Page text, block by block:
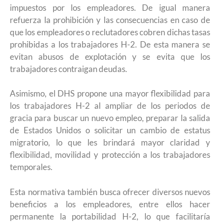
impuestos por los empleadores. De igual manera
refuerza la prohibición y las consecuencias en caso de
que los empleadores o reclutadores cobren dichas tasas
prohibidas a los trabajadores H-2. De esta manera se
evitan abusos de explotación y se evita que los
trabajadores contraigan deudas.
Asimismo, el DHS propone una mayor flexibilidad para
los trabajadores H-2 al ampliar de los periodos de
gracia para buscar un nuevo empleo, preparar la salida
de Estados Unidos o solicitar un cambio de estatus
migratorio, lo que les brindará mayor claridad y
flexibilidad, movilidad y protección a los trabajadores
temporales.
Esta normativa también busca ofrecer diversos nuevos
beneficios a los empleadores, entre ellos hacer
permanente la portabilidad H-2, lo que facilitaría